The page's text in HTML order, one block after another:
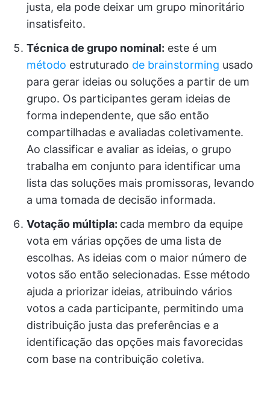
justa, ela pode deixar um grupo minoritário
insatisfeito.
Técnica de grupo nominal: este é um
método estruturado de brainstorming usado
para gerar ideias ou soluções a partir de um
grupo. Os participantes geram ideias de
forma independente, que são então
compartilhadas e avaliadas coletivamente.
Ao classificar e avaliar as ideias, o grupo
trabalha em conjunto para identificar uma
lista das soluções mais promissoras, levando
a uma tomada de decisão informada.
Votação múltipla: cada membro da equipe
vota em várias opções de uma lista de
escolhas. As ideias com o maior número de
votos são então selecionadas. Esse método
ajuda a priorizar ideias, atribuindo vários
votos a cada participante, permitindo uma
distribuição justa das preferências e a
identificação das opções mais favorecidas
com base na contribuição coletiva.